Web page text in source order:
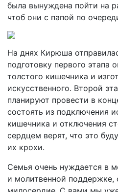
была вынуждена пойти на
чтоб они с папой по
На днях Кирюша
подготовку первого этапа
толстого кишечника и
искусственного. Второй
планируют провести в
состоять из подключения
кишечника и отключения
сердцем верят, что это
их крохи.
Семья очень нуждается в
и молитвенной поддержке,